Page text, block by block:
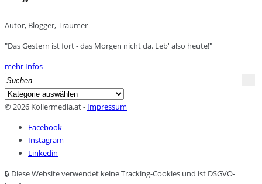
Autor, Blogger, Träumer
"Das Gestern ist fort - das Morgen nicht da. Leb' also heute!"
mehr Infos
Search
for:
Kategorien
© 2026 Kollermedia.at - Impressum
Facebook
Instagram
Linkedin
🔒 Diese Website verwendet keine Tracking-Cookies und ist DSGVO-